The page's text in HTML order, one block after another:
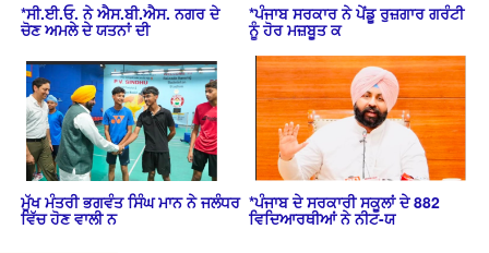
*ਸੀ.ਈ.ਓ. ਨੇ ਐਸ.ਬੀ.ਐਸ. ਨਗਰ ਦੇ
ਚੋਣ ਅਮਲੇ ਦੇ ਯਤਨਾਂ ਦੀ
*ਪੰਜਾਬ ਸਰਕਾਰ ਨੇ ਪੇਂਡੂ ਰੁਜ਼ਗਾਰ ਗਰੰਟੀ
ਨੂੰ ਹੋਰ ਮਜ਼ਬੂਤ ਕ
ਮੁੱਖ ਮੰਤਰੀ ਭਗਵੰਤ ਸਿੰਘ ਮਾਨ ਨੇ ਜਲੰਧਰ
ਵਿੱਚ ਹੋਣ ਵਾਲੀ ਨ
*ਪੰਜਾਬ ਦੇ ਸਰਕਾਰੀ ਸਕੂਲਾਂ ਦੇ 882
ਵਿਦਿਆਰਥੀਆਂ ਨੇ ਨੀਟ-ਯ